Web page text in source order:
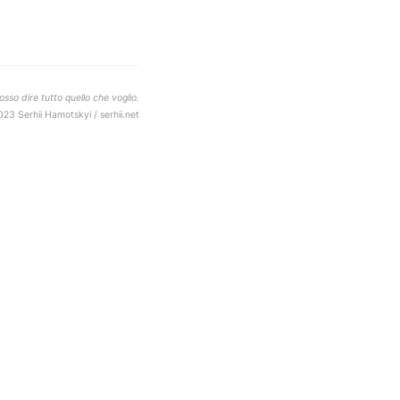
dire tutto quello che voglio.
Serhii Hamotskyi / serhii.net